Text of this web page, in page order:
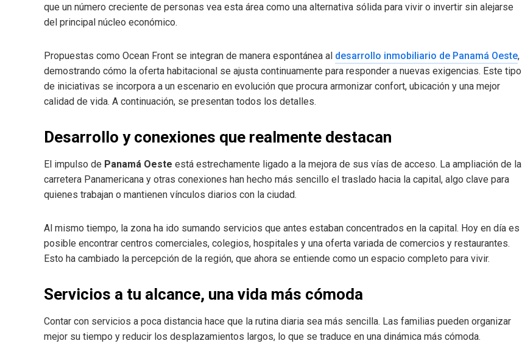
que un número creciente de personas vea esta área como una alternativa sólida para vivir o invertir sin alejarse
del principal núcleo económico.
Propuestas como Ocean Front se integran de manera espontánea al desarrollo inmobiliario de Panamá Oeste,
demostrando cómo la oferta habitacional se ajusta continuamente para responder a nuevas exigencias. Este tipo
de iniciativas se incorpora a un escenario en evolución que procura armonizar confort, ubicación y una mejor
calidad de vida. A continuación, se presentan todos los detalles.
Desarrollo y conexiones que realmente destacan
El impulso de Panamá Oeste está estrechamente ligado a la mejora de sus vías de acceso. La ampliación de la
carretera Panamericana y otras conexiones han hecho más sencillo el traslado hacia la capital, algo clave para
quienes trabajan o mantienen vínculos diarios con la ciudad.
Al mismo tiempo, la zona ha ido sumando servicios que antes estaban concentrados en la capital. Hoy en día es
posible encontrar centros comerciales, colegios, hospitales y una oferta variada de comercios y restaurantes.
Esto ha cambiado la percepción de la región, que ahora se entiende como un espacio completo para vivir.
Servicios a tu alcance, una vida más cómoda
Contar con servicios a poca distancia hace que la rutina diaria sea más sencilla. Las familias pueden organizar
mejor su tiempo y reducir los desplazamientos largos, lo que se traduce en una dinámica más cómoda.